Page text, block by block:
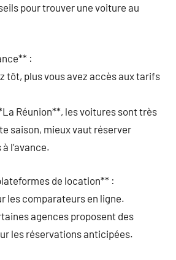
pour trouver une voiture au
:
tôt, plus vous avez accès aux tarifs
Réunion**, les voitures sont très
saison, mieux vaut réserver
l’avance.
de location** :
les comparateurs en ligne.
agences proposent des
les réservations anticipées.